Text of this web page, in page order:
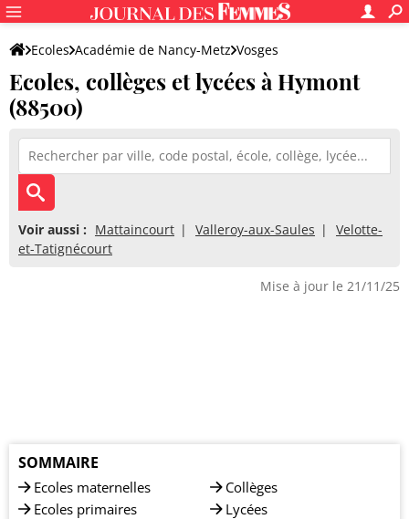
Ecoles Académie de Nancy-Metz Vosges
Ecoles, collèges et lycées à Hymont
(88500)
Voir aussi : Mattaincourt Valleroy-aux-Saules
Velotte-
et-Tatignécourt
Mise à jour le 21/11/25
SOMMAIRE
Ecoles maternelles
Ecoles primaires
Collèges
Lycées